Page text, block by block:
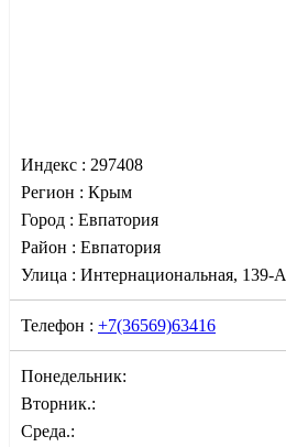
Индекс : 297408
Регион : Крым
Город : Евпатория
Район : Евпатория
Улица : Интернациональная, 139-А
Телефон : +7(36569)63416
Понедельник:
Вторник.:
Среда.: